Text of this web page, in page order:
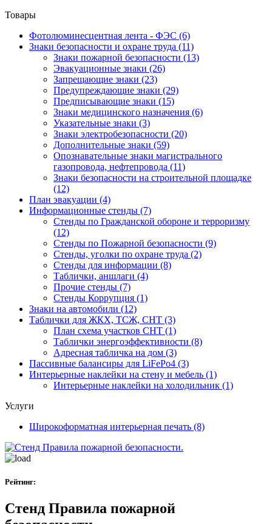
Товары
Фотолюминесцентная лента - ФЭС (6)
Знаки безопасности и охране труда (11)
Знаки пожарной безопасности (13)
Эвакуационные знаки (26)
Запрещающие знаки (23)
Предупреждающие знаки (29)
Предписывающие знаки (15)
Знаки медицинского назначения (6)
Указательные знаки (3)
Знаки электробезопасности (20)
Дополнительные знаки (59)
Опознавательные знаки магистрального
газопровода, нефтепровода (11)
Знаки безопасности на строительной площадке
(12)
План эвакуации (4)
Информационные стенды (7)
Стенды по Гражданской обороне и терроризму
(12)
Стенды по Пожарной безопасности (9)
Стенды, уголки по охране труда (2)
Стенды для информации (8)
Таблички, аншлаги (4)
Прочие стенды (7)
Стенды Коррупция (1)
Знаки на автомобили (12)
Таблички для ЖКХ, ТСЖ, СНТ (3)
План схема участков СНТ (1)
Таблички энергоэффективности (8)
Адресная табличка на дом (3)
Пассивные балансиры для LiFePo4 (3)
Интерьерные наклейки на стену и мебель (1)
Интерьерные наклейки на холодильник (1)
Услуги
Широкоформатная интерьерная печать (8)
Рейтинг:
Стенд Правила пожарной